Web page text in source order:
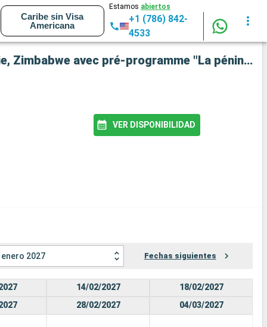
Caribe sin Visa
Americana
Estamos abiertos
+1 (786) 842-
4533
Crucero African Dream: Safari-croisière au fil du Zambèze - Afrique du Sud, Botswana, Namibie, Zimbabwe avec pré-programme "La péninsule du Cap" salida desde Ciudad del Cabo
VER DISPONIBILIDAD
enero 2027 Fechas siguientes
14/02/2027
28/02/2027
18/02/2027
04/03/2027